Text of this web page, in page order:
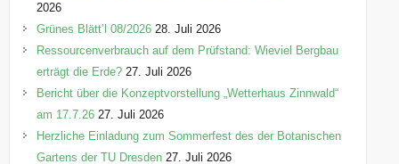
e
n
2026
Grünes Blätt’l 08/2026 28. Juli 2026
Ressourcenverbrauch auf dem Prüfstand: Wieviel Bergbau
erträgt die Erde? 27. Juli 2026
Bericht über die Konzeptvorstellung „Wetterhaus Zinnwald“
am 17.7.26 27. Juli 2026
Herzliche Einladung zum Sommerfest des der Botanischen
Gartens der TU Dresden 27. Juli 2026